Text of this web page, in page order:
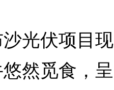
光伏项目现
然觅食，呈